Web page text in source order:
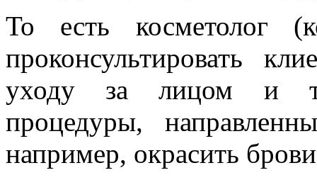
То есть косметолог
проконсультировать
уходу за лицом и
процедуры,
например, окрасить